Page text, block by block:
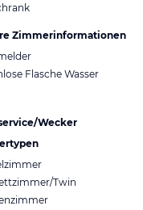
Zimmerinformationen
Flasche Wasser
Wecker
Twin